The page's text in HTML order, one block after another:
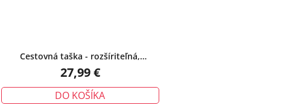
Cestovná taška - rozšíriteľná,
vodeodolná s kozmetickou taštičkou,
fialová
27,99 €
DO KOŠÍKA